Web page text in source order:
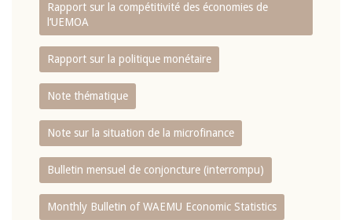
Rapport sur la compétitivité des économies de
l‘UEMOA
Rapport sur la politique monétaire
Note thématique
Note sur la situation de la microfinance
Bulletin mensuel de conjoncture (interrompu)
Monthly Bulletin of WAEMU Economic Statistics